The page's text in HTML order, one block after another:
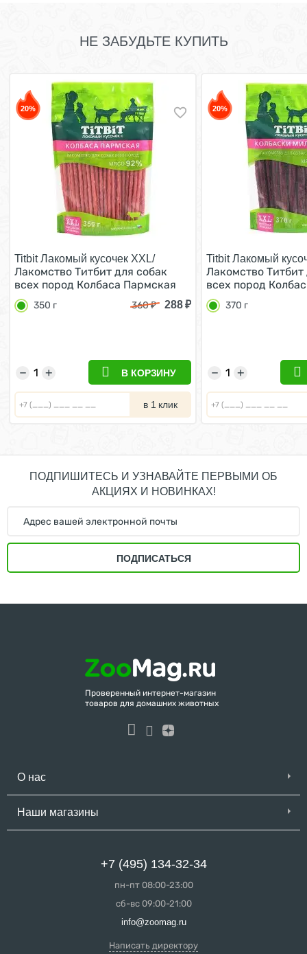
НЕ ЗАБУДЬТЕ КУПИТЬ
20%
Titbit Лакомый кусочек XXL/
Лакомство Титбит для собак
всех пород Колбаса Пармская
350 г
350 г 360₽ 288₽
+
− В КОРЗИНУ
в 1 клик
20%
Titbit Лакомый
Лакомство Титбит
всех пород
370 г
370 г
+
−
ПОДПИШИТЕСЬ И УЗНАВАЙТЕ ПЕРВЫМИ ОБ
АКЦИЯХ И НОВИНКАХ!
ПОДПИСАТЬСЯ
Проверенный интернет-магазин
товаров для домашних животных
О нас
Наши магазины
+7 (495) 134-32-34
пн-пт 08:00-23:00
сб-вс 09:00-21:00
info@zoomag.ru
Написать директору